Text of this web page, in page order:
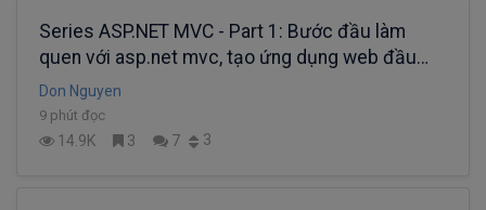
Series ASP.NET MVC - Part 1: Bước đầu làm
quen với asp.net mvc, tạo ứng dụng web đầu
tiên.
Don Nguyen
9 phút đọc
14.9K 3 7 3